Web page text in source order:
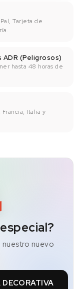
Tarjeta de
(Peligrosos)
hasta 48 horas de
Francia, Italia y
nuevo